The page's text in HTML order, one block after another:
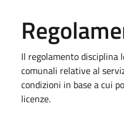
Il regolamento
comunali relative al
condizioni in base a cui
licenze.